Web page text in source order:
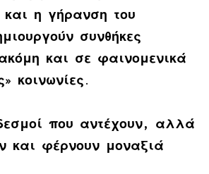
και η γήρανση του
συνθήκες
και σε φαινομενικά
κοινωνίες .
που αντέχουν, αλλά
και φέρνουν μοναξιά